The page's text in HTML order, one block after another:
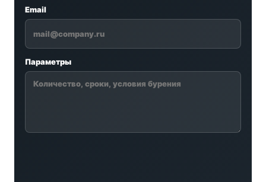
Email
Параметры